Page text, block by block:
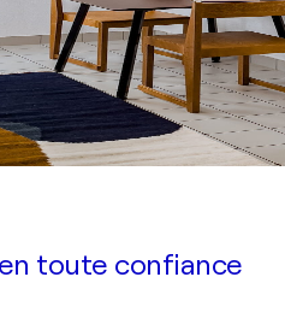
toute confiance